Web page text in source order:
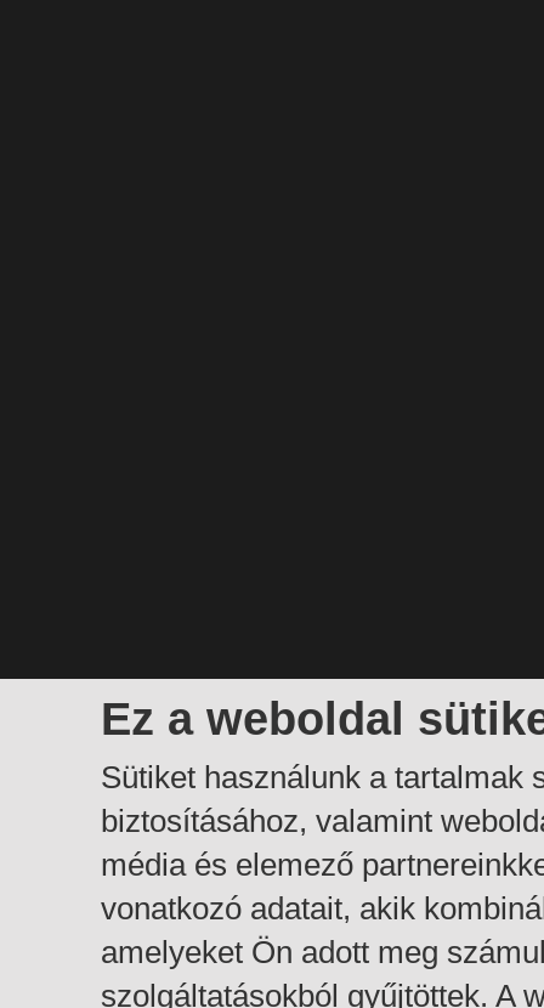
Ez a weboldal
Sütiket használunk a tartalmak
biztosításához, valamint
média és elemező
vonatkozó adatait, akik
amelyeket Ön adott meg
szolgáltatásokból gyűjtöttek. A